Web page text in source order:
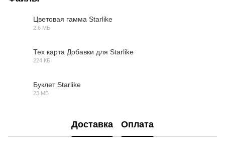
Цветовая гамма Starlike
2.6 МБ
Тех карта Добавки для Starlike
224 КБ
Буклет Starlike
23 МБ
Доставка Оплата